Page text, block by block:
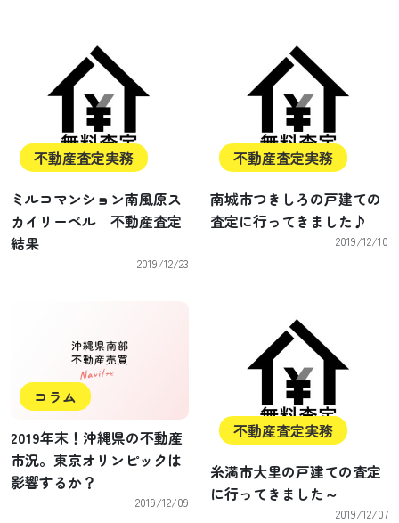
不動産査定実務
ミルコマンション南風原ス
カイリーベル 不動産査定
結果
2019/12/23
不動産査定実務
南城市つきしろの戸建ての
査定に行ってきました♪
2019/12/10
コラム
2019年末！沖縄県の不動産
市況。東京オリンピックは
影響するか？
2019/12/09
不動産査定実務
糸満市大里の戸建ての査定
に行ってきました～
2019/12/07